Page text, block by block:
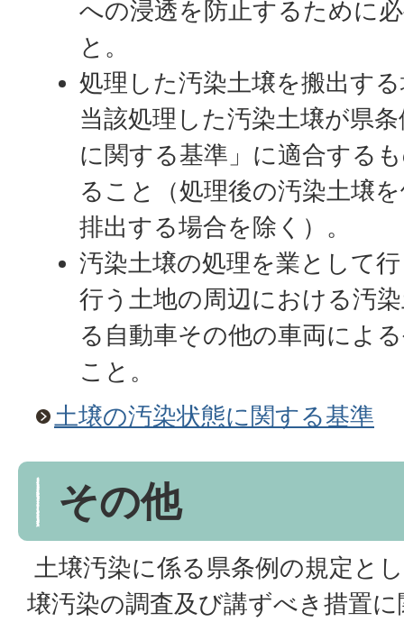
への浸透を防止するために
と。
処理した汚染土壌を搬出す
当該処理した汚染土壌が県
に関する基準」に適合する
ること（処理後の汚染土壌
排出する場合を除く）。
汚染土壌の処理を業として
行う土地の周辺における汚
る自動車その他の車両によ
こと。
土壌の汚染状態に関する基準
その他
土壌汚染に係る県条例の規定と
壌汚染の調査及び講ずべき措置